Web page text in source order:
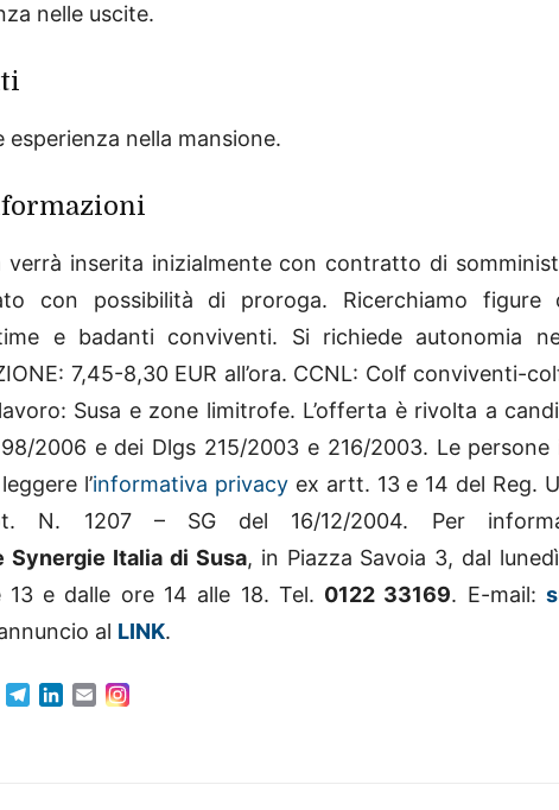
nelle uscite.
esperienza nella mansione.
verrà inserita inizialmente con contratto di
con possibilità di proroga. Ricerchiamo figure
e badanti conviventi. Si richiede autonomia
7,45-8,30 EUR all’ora. CCNL: Colf conviventi-
Susa e zone limitrofe. L’offerta è rivolta a
2006 e dei Dlgs 215/2003 e 216/2003. Le persone
l’informativa privacyex artt. 13 e 14 del Reg.
N. 1207 – SG del 16/12/2004. Per
Synergie Italia di Susa, in Piazza Savoia 3, dal
13 e dalle ore 14 alle 18. Tel. 0122 33169. E-mail:
al LINK.
W
E